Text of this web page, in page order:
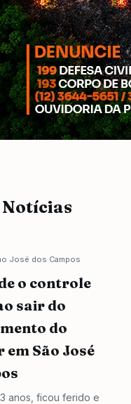
José dos Campos
o controle
sair do
do
São José
anos, ficou ferido e